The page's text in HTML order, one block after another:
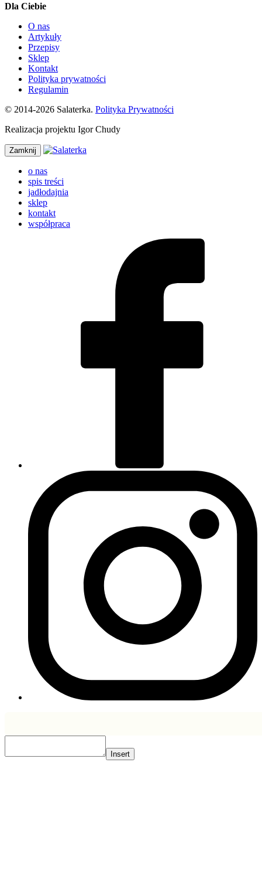
Dla Ciebie
O nas
Artykuły
Przepisy
Sklep
Kontakt
Polityka prywatności
Regulamin
© 2014-2026 Salaterka. Polityka Prywatności
Realizacja projektu Igor Chudy
Zamknij
o nas
spis treści
jadłodajnia
sklep
kontakt
współpraca
Insert